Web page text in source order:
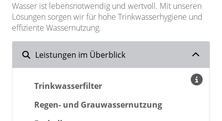
Wasser ist lebensnotwendig und wertvoll. Mit unseren
Lösungen sorgen wir für hohe Trinkwasserhygiene und
effiziente Wassernutzung.
Leistungen im Überblick
Trinkwasserfilter
Regen- und Grauwassernutzung